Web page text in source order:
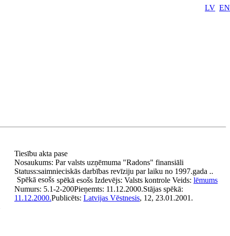
LV EN
Tiesību akta pase
Nosaukums: Par valsts uzņēmuma "Radons" finansiāli
saimnieciskās darbības revīziju par laiku no 1997.gada ..
Statuss:
Spēkā esošs spēkā esošs Izdevējs: Valsts kontrole Veids: lēmums
Numurs: 5.1-2-200Pieņemts: 11.12.2000.Stājas spēkā:
11.12.2000.Publicēts: Latvijas Vēstnesis, 12, 23.01.2001.